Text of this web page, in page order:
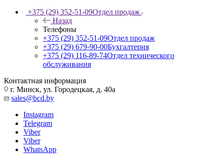
+375 (29) 352-51-09Отдел продаж
Назад
Телефоны
+375 (29) 352-51-09Отдел продаж
+375 (29) 679-90-00Бухгалтерия
+375 (29) 116-89-74Отдел технического
обслуживания
Контактная информация
г. Минск, ул. Городецкая, д. 40а
sales@bcd.by
Instagram
Telegram
Viber
Viber
WhatsApp